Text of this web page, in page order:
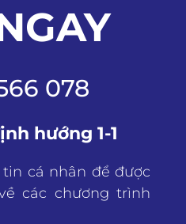
078
hướng 1-1
cá nhân để được
các chương trình